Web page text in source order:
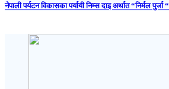
नेपाली पर्यटन विकासका पर्यायी निम्स दाइ अर्थात “निर्मल पुर्जा “